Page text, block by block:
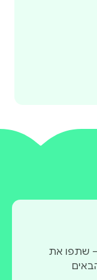
— שתפו את